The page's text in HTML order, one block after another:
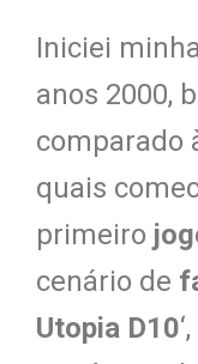
Iniciei
anos 2000,
comparado
quais
primeiro
cenário de
Utopia D10